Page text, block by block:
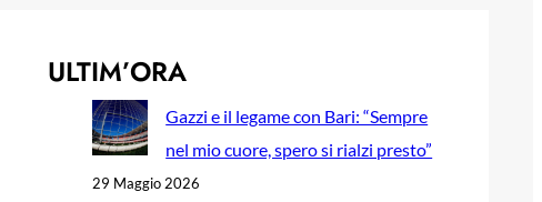
ULTIM’ORA
Gazzi e il legame con Bari: “Sempre
nel mio cuore, spero si rialzi presto”
29 Maggio 2026